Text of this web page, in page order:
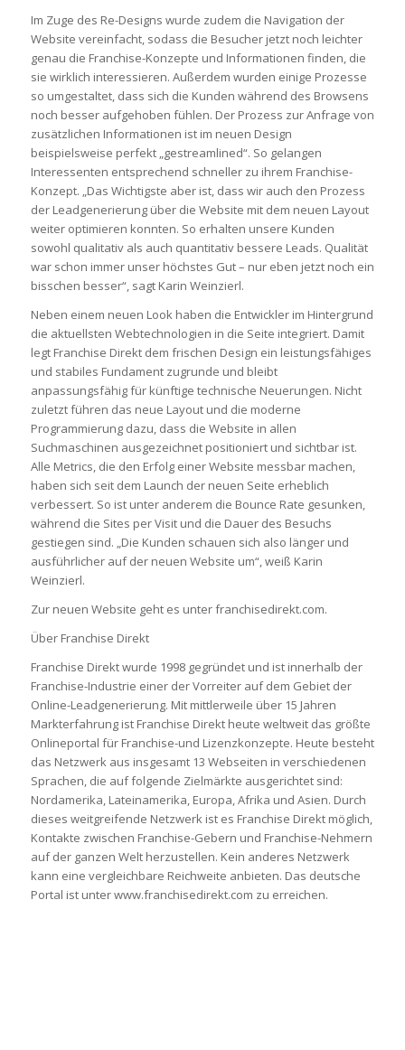
Im Zuge des Re-Designs wurde zudem die Navigation der
Website vereinfacht, sodass die Besucher jetzt noch leichter
genau die Franchise-Konzepte und Informationen finden, die
sie wirklich interessieren. Außerdem wurden einige Prozesse
so umgestaltet, dass sich die Kunden während des Browsens
noch besser aufgehoben fühlen. Der Prozess zur Anfrage von
zusätzlichen Informationen ist im neuen Design
beispielsweise perfekt „gestreamlined“. So gelangen
Interessenten entsprechend schneller zu ihrem Franchise-
Konzept. „Das Wichtigste aber ist, dass wir auch den Prozess
der Leadgenerierung über die Website mit dem neuen Layout
weiter optimieren konnten. So erhalten unsere Kunden
sowohl qualitativ als auch quantitativ bessere Leads. Qualität
war schon immer unser höchstes Gut – nur eben jetzt noch ein
bisschen besser“, sagt Karin Weinzierl.
Neben einem neuen Look haben die Entwickler im Hintergrund
die aktuellsten Webtechnologien in die Seite integriert. Damit
legt Franchise Direkt dem frischen Design ein leistungsfähiges
und stabiles Fundament zugrunde und bleibt
anpassungsfähig für künftige technische Neuerungen. Nicht
zuletzt führen das neue Layout und die moderne
Programmierung dazu, dass die Website in allen
Suchmaschinen ausgezeichnet positioniert und sichtbar ist.
Alle Metrics, die den Erfolg einer Website messbar machen,
haben sich seit dem Launch der neuen Seite erheblich
verbessert. So ist unter anderem die Bounce Rate gesunken,
während die Sites per Visit und die Dauer des Besuchs
gestiegen sind. „Die Kunden schauen sich also länger und
ausführlicher auf der neuen Website um“, weiß Karin
Weinzierl.
Zur neuen Website geht es unter franchisedirekt.com.
Über Franchise Direkt
Franchise Direkt wurde 1998 gegründet und ist innerhalb der
Franchise-Industrie einer der Vorreiter auf dem Gebiet der
Online-Leadgenerierung. Mit mittlerweile über 15 Jahren
Markterfahrung ist Franchise Direkt heute weltweit das größte
Onlineportal für Franchise-und Lizenzkonzepte. Heute besteht
das Netzwerk aus insgesamt 13 Webseiten in verschiedenen
Sprachen, die auf folgende Zielmärkte ausgerichtet sind:
Nordamerika, Lateinamerika, Europa, Afrika und Asien. Durch
dieses weitgreifende Netzwerk ist es Franchise Direkt möglich,
Kontakte zwischen Franchise-Gebern und Franchise-Nehmern
auf der ganzen Welt herzustellen. Kein anderes Netzwerk
kann eine vergleichbare Reichweite anbieten. Das deutsche
Portal ist unter www.franchisedirekt.com zu erreichen.